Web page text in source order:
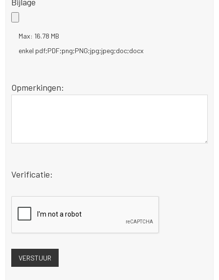
Max: 16.78 MB
enkel pdf;PDF;png;PNG;jpg;jpeg;doc;docx
Opmerkingen:
Verificatie: